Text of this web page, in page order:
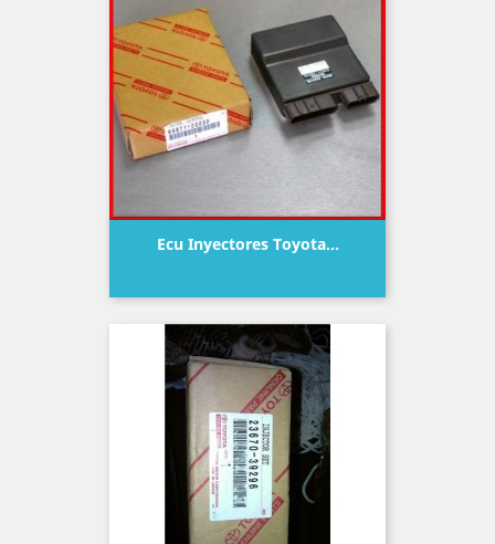
Ecu Inyectores Toyota...